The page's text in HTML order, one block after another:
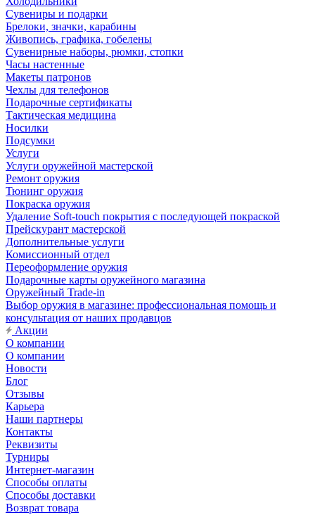
Сувениры и подарки
Брелоки, значки, карабины
Живопись, графика, гобелены
Сувенирные наборы, рюмки, стопки
Часы настенные
Макеты патронов
Чехлы для телефонов
Подарочные сертификаты
Тактическая медицина
Носилки
Подсумки
Услуги
Услуги оружейной мастерской
Ремонт оружия
Тюнинг оружия
Покраска оружия
Удаление Soft-touch покрытия с последующей покраской
Прейскурант мастерской
Дополнительные услуги
Комиссионный отдел
Переоформление оружия
Подарочные карты оружейного магазина
Оружейный Trade-in
Выбор оружия в магазине: профессиональная помощь и
консультация от наших продавцов
Акции
О компании
О компании
Новости
Блог
Отзывы
Карьера
Наши партнеры
Контакты
Реквизиты
Турниры
Интернет-магазин
Способы оплаты
Способы доставки
Возврат товара